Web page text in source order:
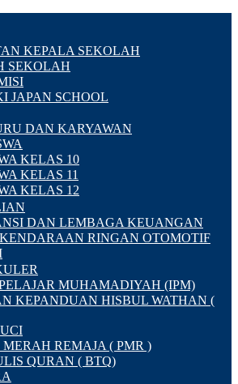
KEPALA SEKOLAH
SEKOLAH
JAPAN SCHOOL
DAN KARYAWAN
KELAS 10
KELAS 11
KELAS 12
DAN LEMBAGA KEUANGAN
RINGAN OTOMOTIF
MUHAMADIYAH (IPM)
KEPANDUAN HISBUL WATHAN (
REMAJA ( PMR )
QURAN ( BTQ)